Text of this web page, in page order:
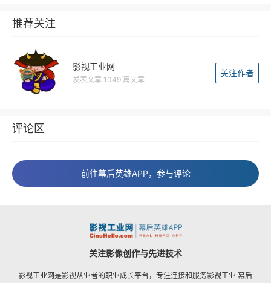
推荐关注
影视工业网
发表文章 1049 篇文章
关注作者
评论区
前往幕后英雄APP，参与评论
关注影像创作与先进技术
影视工业网是影视从业者的职业成长平台，专注连接和服务影视工业·幕后